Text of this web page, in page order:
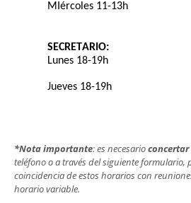
MIércoles 11-13h
SECRETARIO:
Lunes 18-19h
Jueves 18-19h
*Nota importante: es necesario
teléfono o a través del siguiente
coincidencia de estos horarios con
horario variable.